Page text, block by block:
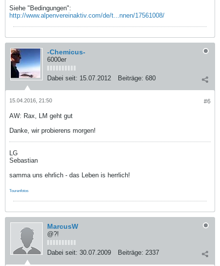
Siehe "Bedingungen":
http://www.alpenvereinaktiv.com/de/t...nnen/17561008/
-Chemicus-
6000er
Dabei seit: 15.07.2012 Beiträge: 680
#6
15.04.2016, 21:50
AW: Rax, LM geht gut
Danke, wir probierens morgen!
LG
Sebastian
samma uns ehrlich - das Leben is herrlich!
Tourenfotos
MarcusW
@?!
Dabei seit: 30.07.2009 Beiträge: 2337